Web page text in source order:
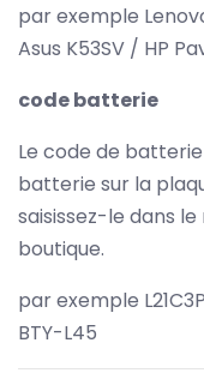
par exemple
Asus K53SV / HP
code batterie
Le code de
batterie sur la
saisissez-le dans
boutique.
par exemple
BTY-L45